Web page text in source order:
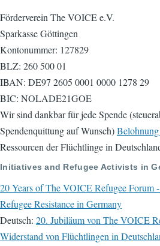
Förderverein The VOICE e.V.
Sparkasse Göttingen
Kontonummer: 127829
BLZ: 260 500 01
IBAN: DE97 2605 0001 0000 1278 29
BIC: NOLADE21GOE
Wir sind dankbar für jede Spende
Spendenquittung auf Wunsch)
Ressourcen der Flüchtlinge in
Initiatives and Refugee Activists in
20 Years of The VOICE Refugee Forum
Refugee Resistance in Germany
Deutsch: 20. Jubiläum von The VOICE
Widerstand von Flüchtlingen in